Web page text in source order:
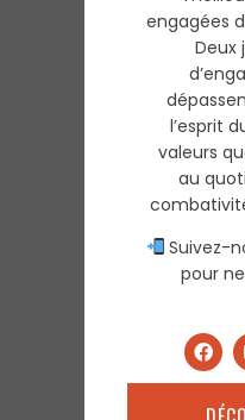
engagées
Deux
l’esprit
valeurs
au
Suivez-
pour